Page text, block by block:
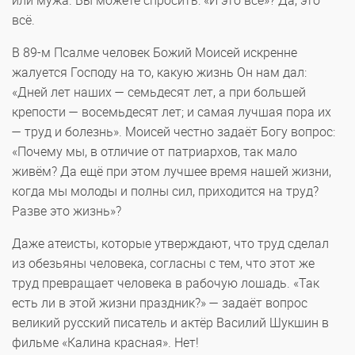
всё.
В 89-м Псалме человек Божий Моисей искренне
жалуется Господу на то, какую жизнь Он нам дал:
«Дней лет наших — семьдесят лет, а при большей
крепости — восемьдесят лет; и самая лучшая пора их
— труд и болезнь». Моисей честно задаёт Богу вопрос:
«Почему мы, в отличие от патриархов, так мало
живём? Да ещё при этом лучшее время нашей жизни,
когда мы молоды и полны сил, приходится на труд?
Разве это жизнь»?
Даже атеисты, которые утверждают, что труд сделал
из обезьяны человека, согласны с тем, что этот же
труд превращает человека в рабочую лошадь. «Так
есть ли в этой жизни праздник?» — задаёт вопрос
великий русский писатель и актёр Василий Шукшин в
фильме «Калина красная». Нет!